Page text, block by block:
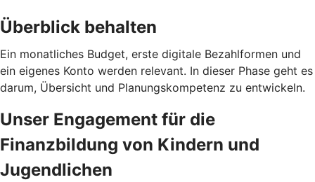
Überblick behalten
Ein monatliches Budget, erste digitale Bezahlformen und
ein eigenes Konto werden relevant. In dieser Phase geht es
darum, Übersicht und Planungskompetenz zu entwickeln.
Unser Engagement für die
Finanzbildung von Kindern und
Jugendlichen